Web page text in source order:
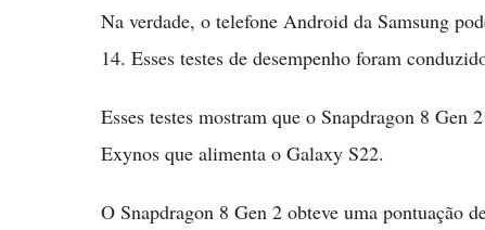
Na verdade, o telefone Android da Samsung
14. Esses testes de desempenho foram
Esses testes mostram que o Snapdragon 8 Gen
Exynos que alimenta o Galaxy S22.
O Snapdragon 8 Gen 2 obteve uma pontuação